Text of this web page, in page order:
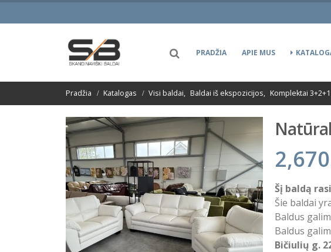
PRADŽIA APIE MUS
Pradžia Katalogas Visi baldai, Baldai iš ekspozicijos, Komplektai 3+2+1
Šį baldą
Šie baldai
Baldus
Baldus
Bičiulių g.